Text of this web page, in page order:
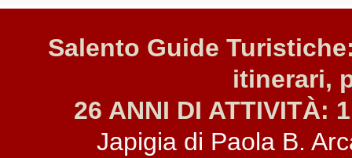
Salento Guide
itinerari,
26 ANNI DI ATTIVITÀ:
Japigia di Paola B.